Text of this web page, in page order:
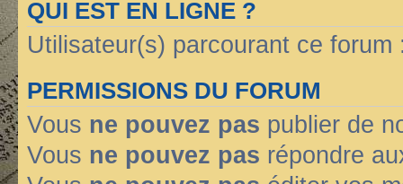
QUI EST EN LIGNE ?
Utilisateur(s) parcourant ce
PERMISSIONS DU FORUM
Vous ne pouvez pas publier de
Vous ne pouvez pas répondre